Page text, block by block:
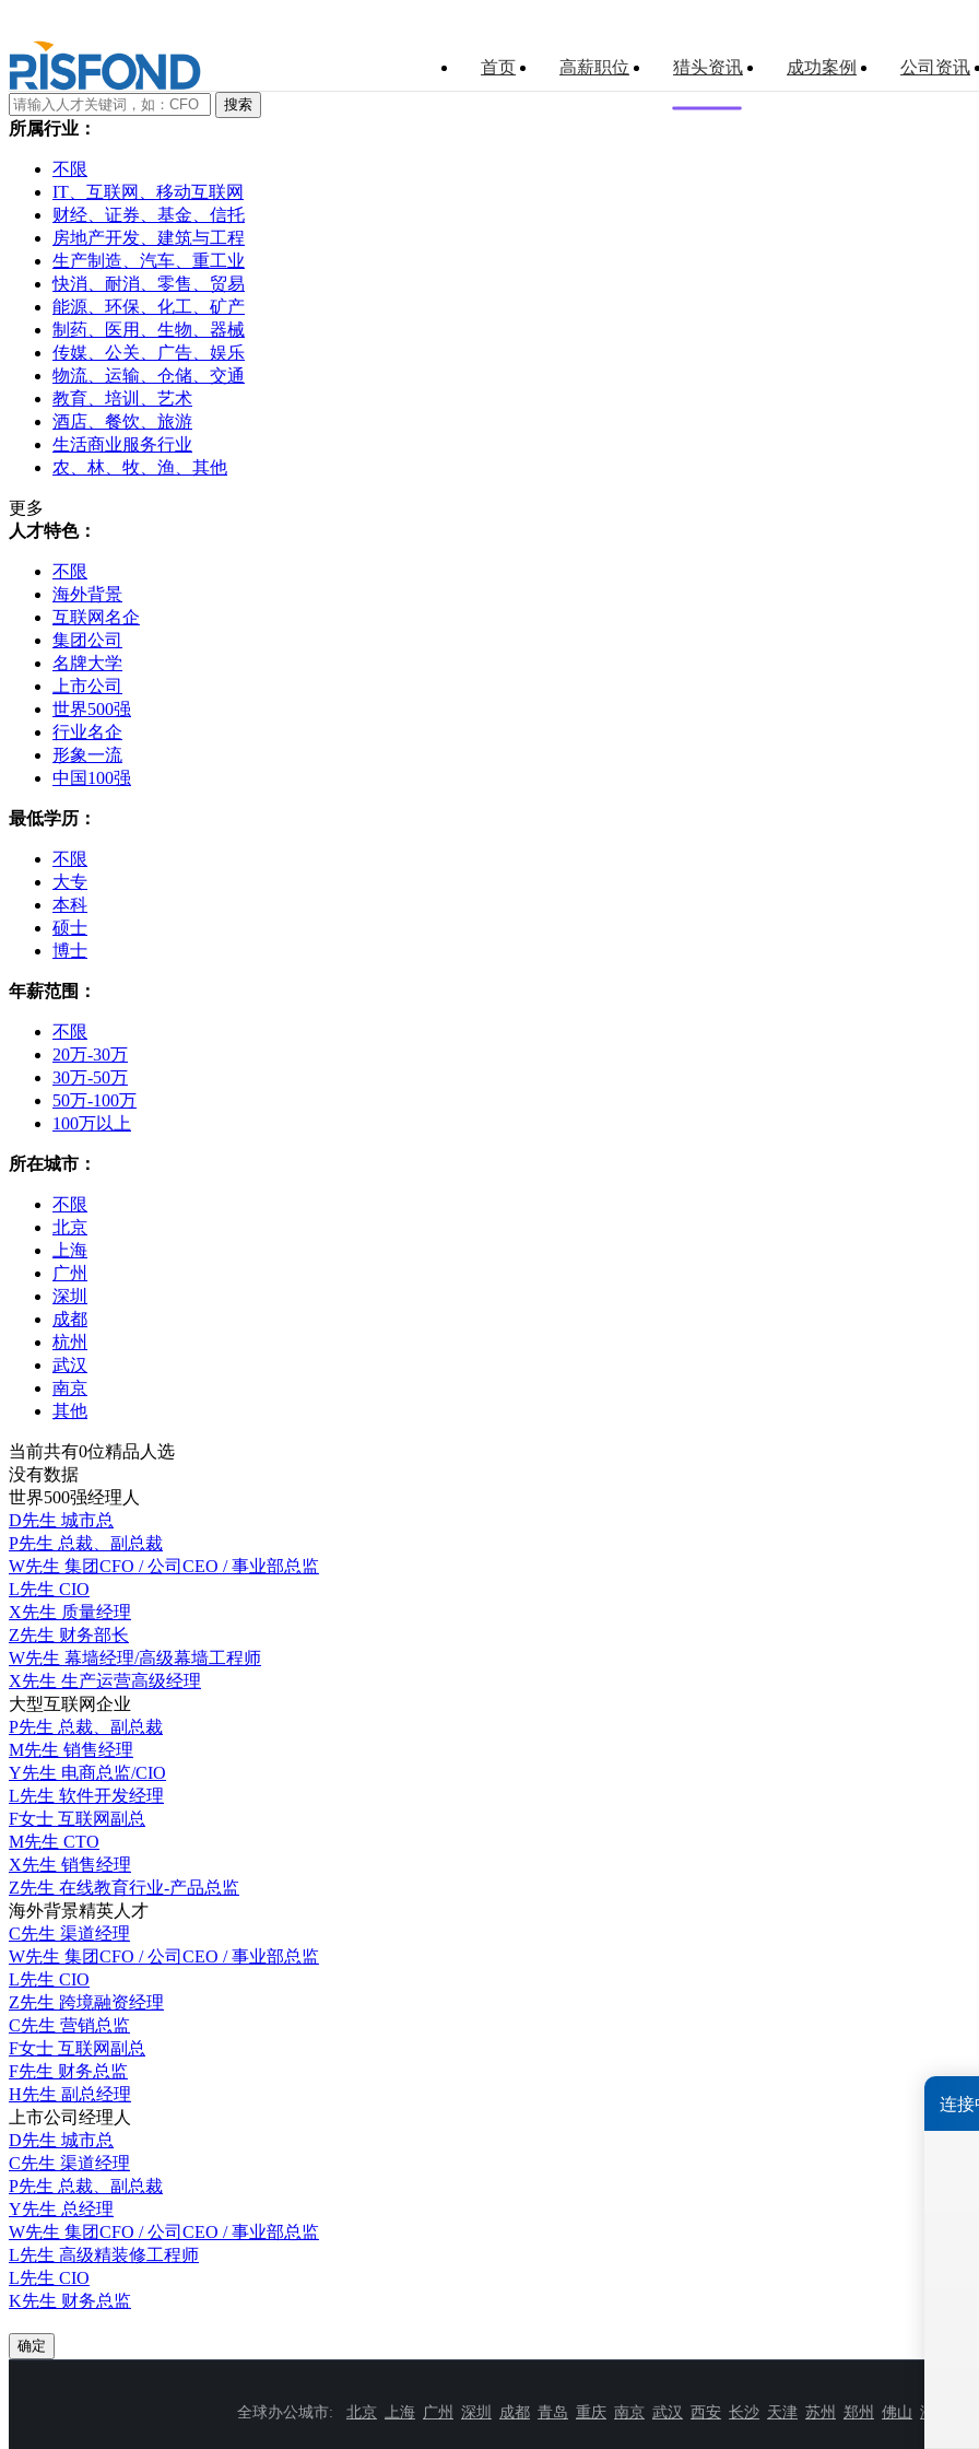
首页 高薪职位 猎头资讯 成功案例 公司资讯
所属行业：
不限
IT、互联网、移动互联网
财经、证券、基金、信托
房地产开发、建筑与工程
生产制造、汽车、重工业
快消、耐消、零售、贸易
能源、环保、化工、矿产
制药、医用、生物、器械
传媒、公关、广告、娱乐
物流、运输、仓储、交通
教育、培训、艺术
酒店、餐饮、旅游
生活商业服务行业
农、林、牧、渔、其他
更多
人才特色：
不限
海外背景
互联网名企
集团公司
名牌大学
上市公司
世界500强
行业名企
形象一流
中国100强
最低学历：
不限
大专
本科
硕士
博士
年薪范围：
不限
20万-30万
30万-50万
50万-100万
100万以上
所在城市：
不限
北京
上海
广州
深圳
成都
杭州
武汉
南京
其他
当前共有0位精品人选
没有数据
世界500强经理人
D先生 城市总
P先生 总裁、副总裁
W先生 集团CFO / 公司CEO / 事业部总监
L先生 CIO
X先生 质量经理
Z先生 财务部长
W先生 幕墙经理/高级幕墙工程师
X先生 生产运营高级经理
大型互联网企业
P先生 总裁、副总裁
M先生 销售经理
Y先生 电商总监/CIO
L先生 软件开发经理
F女士 互联网副总
M先生 CTO
X先生 销售经理
Z先生 在线教育行业-产品总监
海外背景精英人才
C先生 渠道经理
W先生 集团CFO / 公司CEO / 事业部总监
L先生 CIO
Z先生 跨境融资经理
C先生 营销总监
F女士 互联网副总
F先生 财务总监
H先生 副总经理
上市公司经理人
D先生 城市总
C先生 渠道经理
P先生 总裁、副总裁
Y先生 总经理
W先生 集团CFO / 公司CEO / 事业部总监
L先生 高级精装修工程师
L先生 CIO
K先生 财务总监
确定
全球办公城市: 北京 上海 广州 深圳 成都 青岛 重庆 南京 武汉 西安 长沙 天津 苏州 郑州 佛山 济南